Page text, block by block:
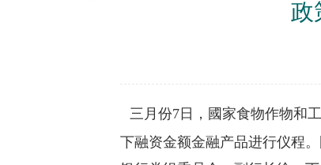
政
三月份7日，國家食物作物和
下融资金额金融产品进行仪程